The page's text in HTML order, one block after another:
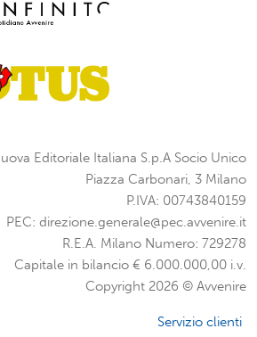
del nostro sito. Per maggior
dei suoi dati visiti la nostra
Editoriale Italiana S.p.A Socio Unico
Piazza Carbonari, 3 Milano
P.IVA: 00743840159
PEC: direzione.generale@pec.avvenire.it
R.E.A. Milano Numero: 729278
Capitale in bilancio € 6.000.000,00 i.v.
Copyright 2026 © Avvenire
Servizio clienti